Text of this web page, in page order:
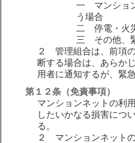
一 マンショ
う場合
二 停電・火
三 その他、
２ 管理組合は、前項
断する場合は、あらか
用者に通知するが、緊
第１２条（免責事項）
マンションネットの利
したいかなる損害につ
る。
２ マンションネット